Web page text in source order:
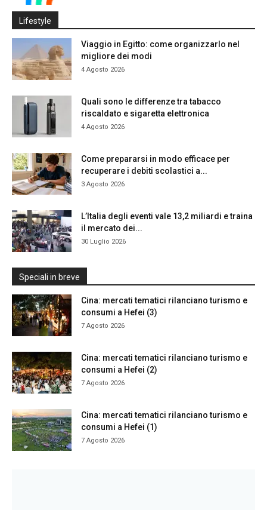
Lifestyle
Viaggio in Egitto: come organizzarlo nel
migliore dei modi
4 Agosto 2026
Quali sono le differenze tra tabacco
riscaldato e sigaretta elettronica
4 Agosto 2026
Come prepararsi in modo efficace per
recuperare i debiti scolastici a...
3 Agosto 2026
L’Italia degli eventi vale 13,2 miliardi e traina
il mercato dei...
30 Luglio 2026
Speciali in breve
Cina: mercati tematici rilanciano turismo e
consumi a Hefei (3)
7 Agosto 2026
Cina: mercati tematici rilanciano turismo e
consumi a Hefei (2)
7 Agosto 2026
Cina: mercati tematici rilanciano turismo e
consumi a Hefei (1)
7 Agosto 2026